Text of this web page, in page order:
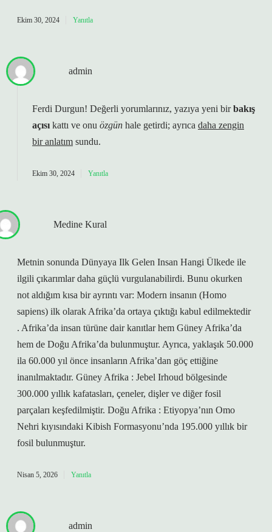
Ekim 30, 2024 Yanıtla
admin
Ferdi Durgun! Değerli yorumlarınız, yazıya yeni birbakış
açısı kattı ve onu özgün hale getirdi; ayrıca daha zengin
bir anlatım sundu.
Ekim 30, 2024 Yanıtla
Medine Kural
Metnin sonunda Dünyaya Ilk Gelen Insan Hangi Ülkede ile
ilgili çıkarımlar daha güçlü vurgulanabilirdi. Bunu okurken
not aldığım kısa bir ayrıntı var: Modern insanın (Homo
sapiens) ilk olarak Afrika’da ortaya çıktığı kabul edilmektedir
. Afrika’da insan türüne dair kanıtlar hem Güney Afrika’da
hem de Doğu Afrika’da bulunmuştur. Ayrıca, yaklaşık 50.000
ila 60.000 yıl önce insanların Afrika’dan göç ettiğine
inanılmaktadır. Güney Afrika : Jebel Irhoud bölgesinde
300.000 yıllık kafatasları, çeneler, dişler ve diğer fosil
parçaları keşfedilmiştir. Doğu Afrika : Etiyopya’nın Omo
Nehri kıyısındaki Kibish Formasyonu’nda 195.000 yıllık bir
fosil bulunmuştur.
Nisan 5, 2026 Yanıtla
admin